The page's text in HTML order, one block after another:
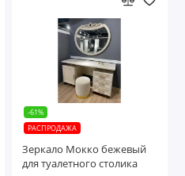
-61%
РАСПРОДАЖА
Зеркало Мокко бежевый
для туалетного столика